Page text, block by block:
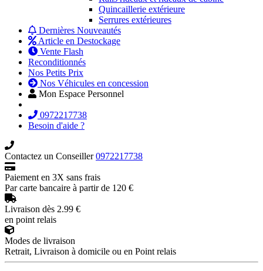
Quincaillerie extérieure
Serrures extérieures
Dernières Nouveautés
Article en Destockage
Vente Flash
Reconditionnés
Nos Petits Prix
Nos Véhicules en concession
Mon Espace Personnel
0972217738
Besoin d'aide ?
Contactez un Conseiller0972217738
Paiement en 3X sans frais
Par carte bancaire à partir de 120 €
Livraison dès 2.99 €
en point relais
Modes de livraison
Retrait, Livraison à domicile ou en Point relais